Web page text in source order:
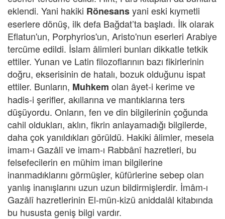
eklendi. Yani hakiki Rönesansyani eski kıymetli
eserlere dönüş, ilk defa Bağdat’ta başladı. İlk olarak
Eflatun'un, Porphyrios'un, Aristo'nun eserleri Arabiye
tercüme edildi. İslam âlimleri bunları dikkatle tetkik
ettiler. Yunan ve Latin filozoflarının bazı fikirlerinin
doğru, ekserisinin de hatalı, bozuk olduğunu ispat
ettiler. Bunların, Muhkem olan âyet-i kerime ve
hadis-i şerifler, akıllarına ve mantıklarına ters
düşüyordu. Onların, fen ve din bilgilerinin çoğunda
cahil oldukları, aklın, fikrin anlayamadığı bilgilerde,
daha çok yanıldıkları görüldü. Hakiki âlimler, mesela
imam-ı Gazâlî ve imam-ı Rabbânî hazretleri, bu
felsefecilerin en mühim iman bilgilerine
inanmadıklarını görmüşler, küfürlerine sebep olan
yanlış inanışlarını uzun uzun bildirmişlerdir. İmâm-ı
Gazâlî hazretlerinin El-mün-kizü aniddalâl kitabında
bu hususta geniş bilgi vardır.